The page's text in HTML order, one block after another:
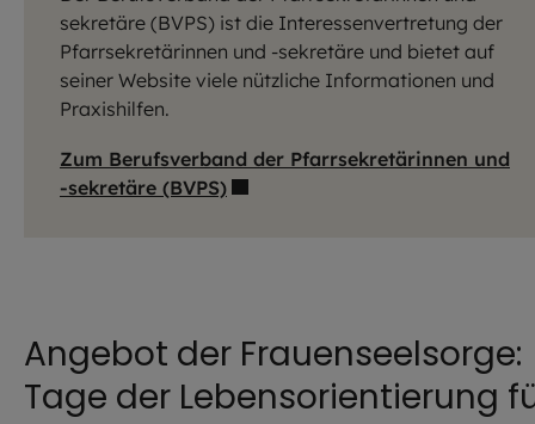
sekretäre (BVPS) ist die Interessenvertretung der
Pfarrsekretärinnen und -sekretäre und bietet auf
seiner Website viele nützliche Informationen und
Praxishilfen.
Zum Berufsverband der Pfarrsekretärinnen und
-sekretäre (BVPS)
Angebot der Frauenseelsorge:
Tage der Lebensorientierung